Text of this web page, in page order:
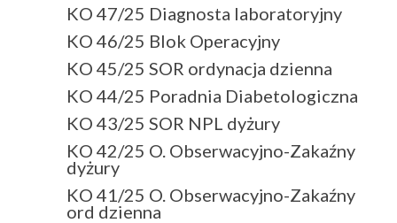
KO 47/25 Diagnosta laboratoryjny
KO 46/25 Blok Operacyjny
KO 45/25 SOR ordynacja dzienna
KO 44/25 Poradnia Diabetologiczna
KO 43/25 SOR NPL dyżury
KO 42/25 O. Obserwacyjno-Zakaźny
dyżury
KO 41/25 O. Obserwacyjno-Zakaźny
ord dzienna